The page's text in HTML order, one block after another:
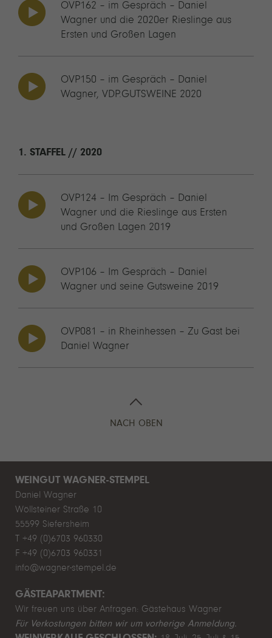
OVP162 – im Gespräch – Daniel
Wagner und die 2020er Rieslinge aus
Ersten und Großen Lagen
OVP150 – im Gespräch – Daniel
Wagner, VDP.GUTSWEINE 2020
1. STAFFEL // 2020
OVP124 – Im Gespräch – Daniel
Wagner und die Rieslinge aus Ersten
und Großen Lagen 2019
OVP106 – Im Gespräch – Daniel
Wagner und seine Gutsweine 2019
OVP081 – in Rheinhessen – Zu Gast bei
Daniel Wagner
NACH OBEN
WEINGUT WAGNER-STEMPEL
Daniel Wagner
Wöllsteiner Straße 10
55599 Siefersheim
T +49 (0)6703 960330
F +49 (0)6703 960331
info@wagner-stempel.de
GÄSTEAPARTMENT:
Wir freuen uns über Anfragen: Gästehaus Wagner
Für Verkostungen bitten wir um vorherige Anmeldung.